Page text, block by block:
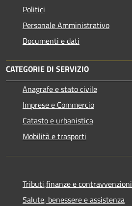
Politici
Personale Amministrativo
Documenti e dati
CATEGORIE DI SERVIZIO
Anagrafe e stato civile
Imprese e Commercio
Catasto e urbanistica
Mobilità e trasporti
Tributi,finanze e contravvenzioni
Salute, benessere e assistenza